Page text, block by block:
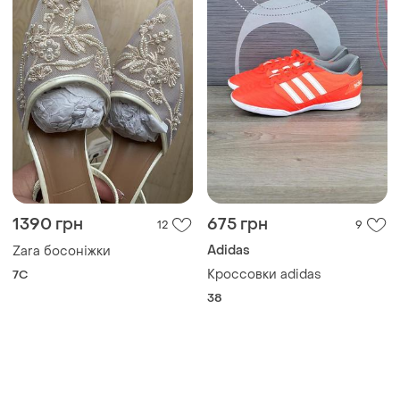
1390 грн 12
Zara босоніжки
7C
675 грн 9
Adidas
Кроссовки adidas
38